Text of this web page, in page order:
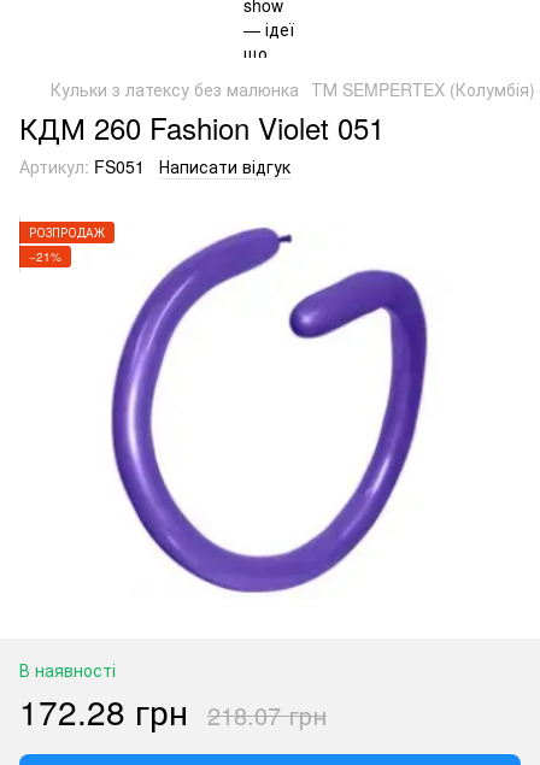
Кульки з латексу без малюнка ТМ SEMPERTEX (Колумбія)
КДМ 260 Fashion Violet 051
Артикул: FS051 Написати відгук
РОЗПРОДАЖ
−21%
В наявності
172.28 грн 218.07 грн